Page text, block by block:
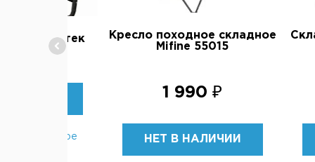
Митек
в избранное
Кресло походное складное
Mifine 55015
1 990 ₽
НЕТ В НАЛИЧИИ